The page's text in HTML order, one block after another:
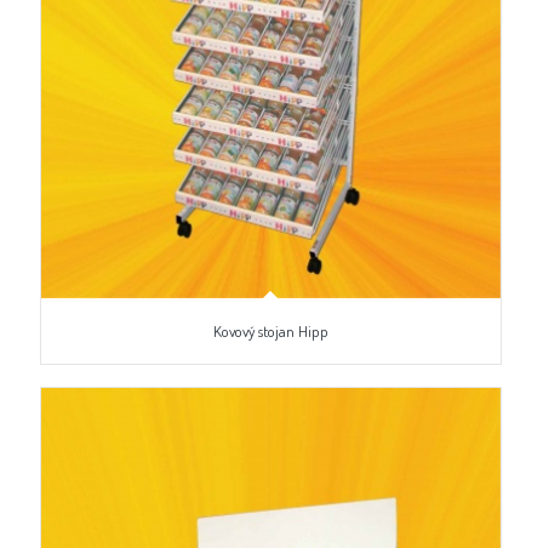
Kovový stojan Hipp